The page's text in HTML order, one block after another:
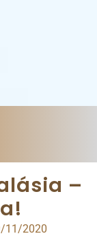
–
11/2020